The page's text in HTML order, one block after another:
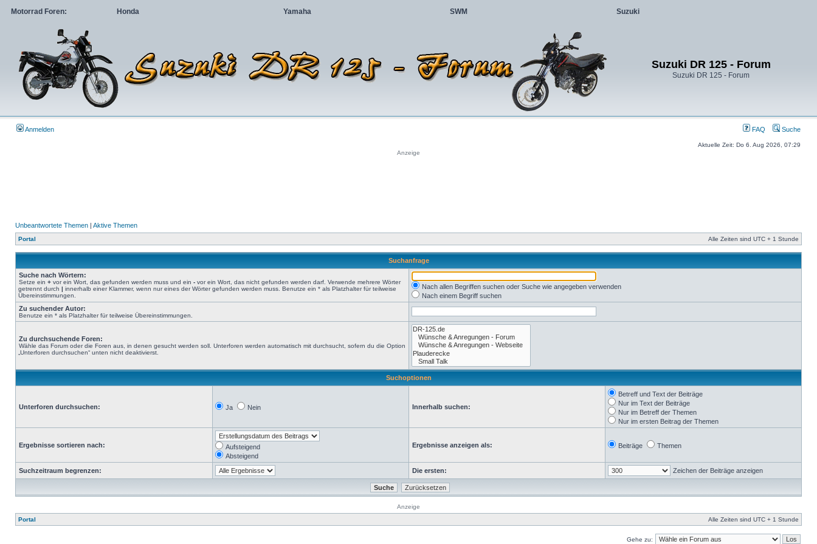
Motorrad Foren: Honda Yamaha SWM Suzuki
Suzuki DR 125 - Forum
Suzuki DR 125 - Forum
Anmelden FAQ Suche
Aktuelle Zeit: Do 6. Aug 2026, 07:29
Anzeige
Unbeantwortete Themen | Aktive Themen
Portal Alle Zeiten sind UTC + 1 Stunde
Suchanfrage
Suche nach Wörtern:
Setze ein + vor ein Wort, das gefunden werden muss und ein - vor ein Wort, das nicht gefunden werden darf. Verwende mehrere Wörter
getrennt durch | innerhalb einer Klammer, wenn nur eines der Wörter gefunden werden muss. Benutze ein * als Platzhalter für teilweise
Übereinstimmungen.
Nach allen Begriffen suchen oder Suche wie angegeben verwenden
Nach einem Begriff suchen
Zu suchender Autor:
Benutze ein * als Platzhalter für teilweise Übereinstimmungen.
Zu durchsuchende Foren:
Wähle das Forum oder die Foren aus, in denen gesucht werden soll. Unterforen werden automatisch mit durchsucht, sofern du die Option
„Unterforen durchsuchen“ unten nicht deaktivierst.
Suchoptionen
Unterforen durchsuchen: Ja Nein Innerhalb suchen:
Betreff und Text der Beiträge
Nur im Text der Beiträge
Nur im Betreff der Themen
Nur im ersten Beitrag der Themen
Ergebnisse sortieren nach:
Aufsteigend
Absteigend
Ergebnisse anzeigen als: Beiträge Themen
Suchzeitraum begrenzen: Die ersten: Zeichen der Beiträge anzeigen
Anzeige
Portal
Alle Zeiten sind UTC + 1 Stunde
Gehe zu: